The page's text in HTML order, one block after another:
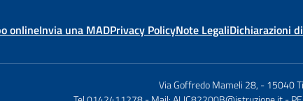
onlineInvia una MADPrivacy PolicyNote LegaliDichiarazioni
Via Goffredo Mameli 28, -15040